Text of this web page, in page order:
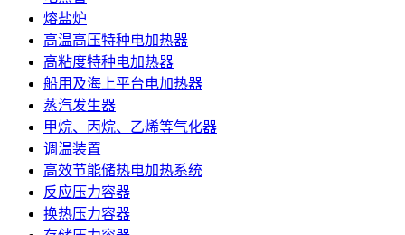
熔盐炉
高温高压特种电加热器
高粘度特种电加热器
船用及海上平台电加热器
蒸汽发生器
甲烷、丙烷、乙烯等气化器
调温装置
高效节能储热电加热系统
反应压力容器
换热压力容器